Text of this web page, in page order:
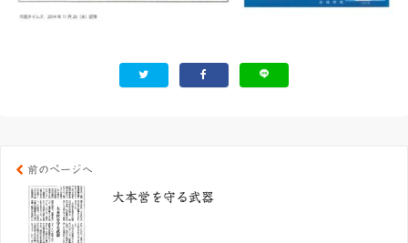
前のページへ
大本営を守る武器